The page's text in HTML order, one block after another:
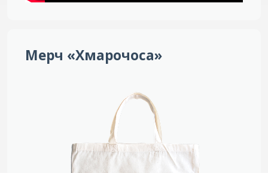
Мерч «Хмарочоса»